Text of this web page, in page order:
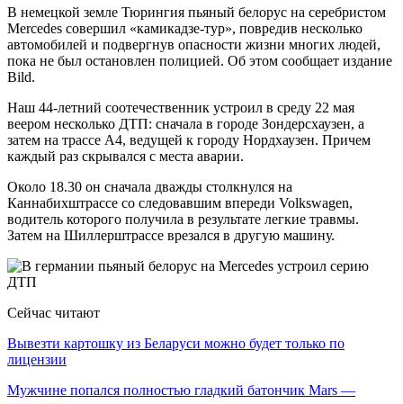
В немецкой земле Тюрингия пьяный белорус на серебристом
Mercedes совершил «камикадзе-тур», повредив несколько
автомобилей и подвергнув опасности жизни многих людей,
пока не был остановлен полицией. Об этом сообщает издание
Bild.
Наш 44-летний соотечественник устроил в среду 22 мая
веером несколько ДТП: сначала в городе Зондерсхаузен, а
затем на трассе А4, ведущей к городу Нордхаузен. Причем
каждый раз скрывался с места аварии.
Около 18.30 он сначала дважды столкнулся на
Каннабихштрассе со следовавшим впереди Volkswagen,
водитель которого получила в результате легкие травмы.
Затем на Шиллерштрассе врезался в другую машину.
Сейчас читают
Вывезти картошку из Беларуси можно будет только по
лицензии
Мужчине попался полностью гладкий батончик Mars —